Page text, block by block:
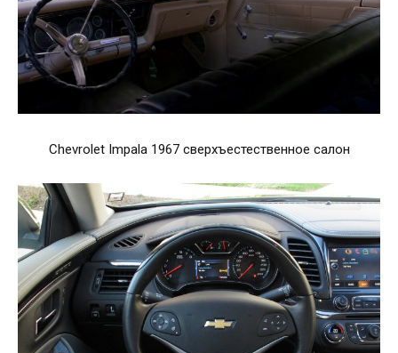
Chevrolet Impala 1967 сверхъестественное салон